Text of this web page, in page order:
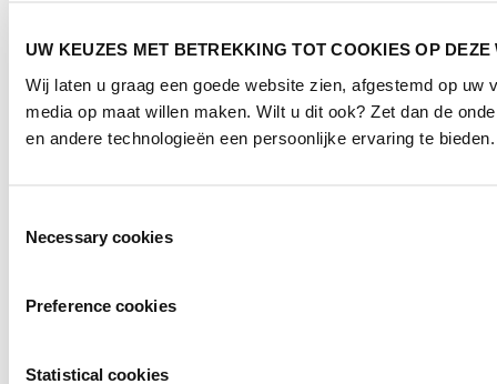
UW KEUZES MET BETREKKING TOT COOKIES OP DEZE
Wij laten u graag een goede website zien, afgestemd op
media op maat willen maken. Wilt u dit ook? Zet dan de
en andere technologieën een persoonlijke ervaring te bieden.
Necessary cookies
Preference cookies
Statistical cookies